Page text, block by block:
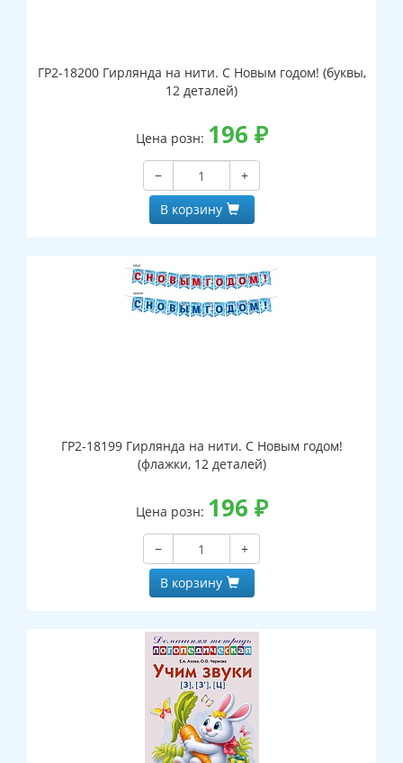
ГР2-18200 Гирлянда на нити. С Новым годом! (буквы,
12 деталей)
Цена розн: 196 ₽
−
+
В корзину
ГР2-18199 Гирлянда на нити. С Новым годом!
(флажки, 12 деталей)
Цена розн: 196 ₽
−
+
В корзину